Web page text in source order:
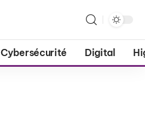
Cybersécurité Digital